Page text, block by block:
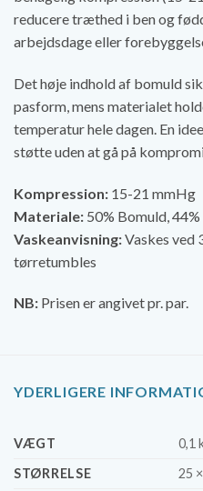
reducere træthed i ben og
arbejdsdage eller
Det høje indhold af bomuld
pasform, mens materialet
temperatur hele dagen. En
støtte uden at gå på
Kompression: 15-21 mmHg
Materiale: 50% Bomuld,
Vaskeanvisning:Vaskes ved
tørretumbles
NB: Prisen er angivet pr. par.
YDERLIGERE
VÆGT
0,1
STØRRELSE
25